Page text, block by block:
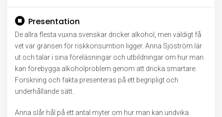
Presentation
De allra flesta vuxna svenskar dricker alkohol, men väldigt få
vet var gränsen för riskkonsumtion ligger. Anna Sjöström lär
ut och talar i sina föreläsningar och utbildningar om hur man
kan förebygga alkoholproblem genom att dricka smartare.
Forskning och fakta presenteras på ett begripligt och
underhållande sätt.
Anna slår hål på ett antal myter om hur man kan undvika